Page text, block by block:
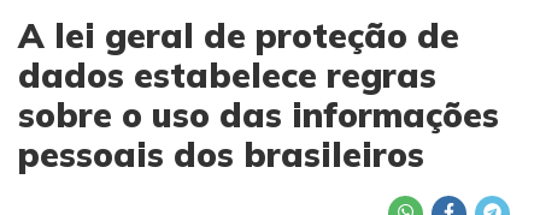
A lei geral de proteção de
dados estabelece regras
sobre o uso das informações
pessoais dos brasileiros